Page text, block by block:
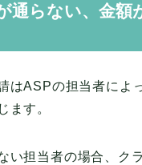
通らない、金額
はASPの担当者によ
ます。
い担当者の場合、ク